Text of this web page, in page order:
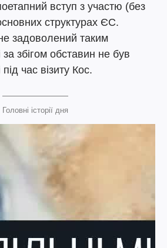
вступ з участю (без
структурах ЄС.
задоволений таким
за збігом обставин не був
час візиту Кос.
Головні історії дня